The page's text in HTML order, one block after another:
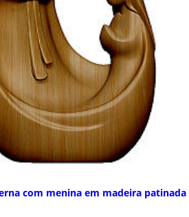
com menina em madeira patinada